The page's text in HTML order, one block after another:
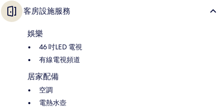
客房設施服務
娛樂
46 吋LED 電視
有線電視頻道
居家配備
空調
電熱水壺